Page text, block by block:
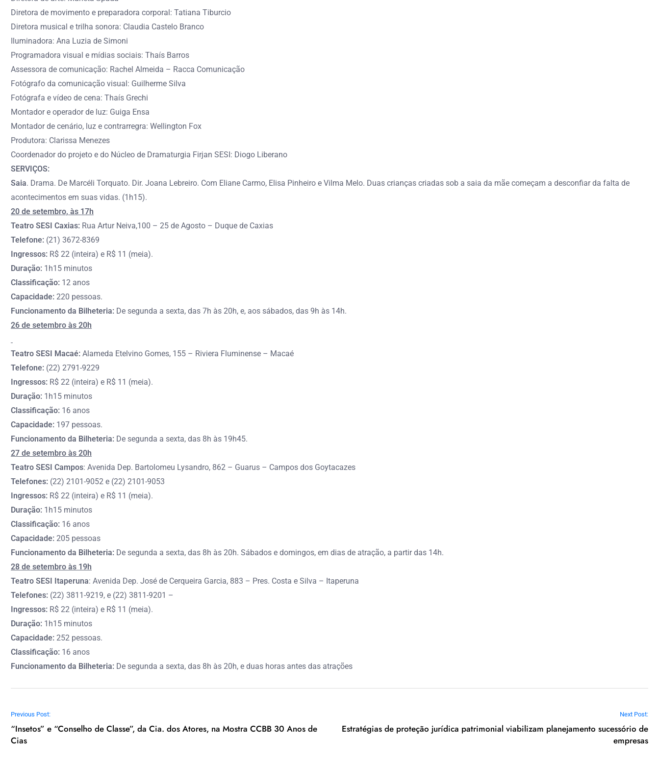
Diretora de movimento e preparadora corporal: Tatiana Tiburcio
Diretora musical e trilha sonora: Claudia Castelo Branco
Iluminadora: Ana Luzia de Simoni
Programadora visual e mídias sociais: Thaís Barros
Assessora de comunicação: Rachel Almeida – Racca Comunicação
Fotógrafo da comunicação visual: Guilherme Silva
Fotógrafa e vídeo de cena: Thaís Grechi
Montador e operador de luz: Guiga Ensa
Montador de cenário, luz e contrarregra: Wellington Fox
Produtora: Clarissa Menezes
Coordenador do projeto e do Núcleo de Dramaturgia Firjan SESI: Diogo Liberano
SERVIÇOS:
Saia. Drama. De Marcéli Torquato. Dir. Joana Lebreiro. Com Eliane Carmo, Elisa Pinheiro e Vilma Melo. Duas crianças criadas sob a saia da mãe começam a desconfiar da falta de
acontecimentos em suas vidas. (1h15).
20 de setembro, às 17h
Teatro SESI Caxias: Rua Artur Neiva,100 – 25 de Agosto – Duque de Caxias
Telefone: (21) 3672-8369
Ingressos: R$ 22 (inteira) e R$ 11 (meia).
Duração: 1h15 minutos
Classificação: 12 anos
Capacidade: 220 pessoas.
Funcionamento da Bilheteria: De segunda a sexta, das 7h às 20h, e, aos sábados, das 9h às 14h.
26 de setembro às 20h
Teatro SESI Macaé: Alameda Etelvino Gomes, 155 – Riviera Fluminense – Macaé
Telefone: (22) 2791-9229
Ingressos: R$ 22 (inteira) e R$ 11 (meia).
Duração: 1h15 minutos
Classificação: 16 anos
Capacidade: 197 pessoas.
Funcionamento da Bilheteria: De segunda a sexta, das 8h às 19h45.
27 de setembro às 20h
Teatro SESI Campos: Avenida Dep. Bartolomeu Lysandro, 862 – Guarus – Campos dos Goytacazes
Telefones: (22) 2101-9052 e (22) 2101-9053
Ingressos: R$ 22 (inteira) e R$ 11 (meia).
Duração: 1h15 minutos
Classificação: 16 anos
Capacidade: 205 pessoas
Funcionamento da Bilheteria: De segunda a sexta, das 8h às 20h. Sábados e domingos, em dias de atração, a partir das 14h.
28 de setembro às 19h
Teatro SESI Itaperuna: Avenida Dep. José de Cerqueira Garcia, 883 – Pres. Costa e Silva – Itaperuna
Telefones: (22) 3811-9219, e (22) 3811-9201 –
Ingressos: R$ 22 (inteira) e R$ 11 (meia).
Duração: 1h15 minutos
Capacidade: 252 pessoas.
Classificação: 16 anos
Funcionamento da Bilheteria: De segunda a sexta, das 8h às 20h, e duas horas antes das atrações
Navegação de Post
Previous Post:
“Insetos” e “Conselho de Classe”, da Cia. dos Atores, na Mostra CCBB 30 Anos de
Cias
Next Post:
Estratégias de proteção jurídica patrimonial viabilizam planejamento sucessório de
empresas